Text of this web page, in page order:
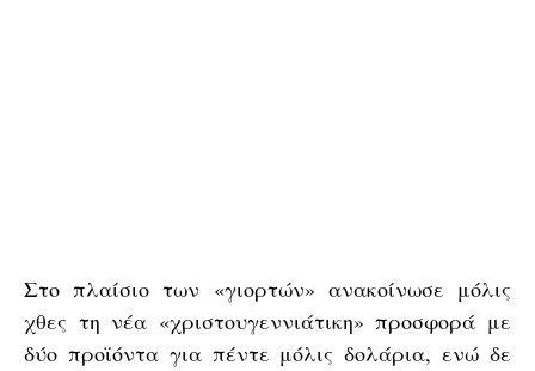
Στο πλαίσιο των «γιορτών» ανακοίνωσε μόλις
χθες τη νέα «χριστουγεννιάτικη» προσφορά με
δύο προϊόντα για πέντε μόλις δολάρια, ενώ δε